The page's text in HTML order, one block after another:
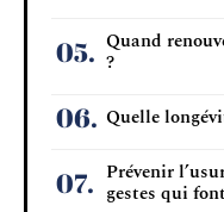
Quand
?
Quelle
Prévenir
gestes qui